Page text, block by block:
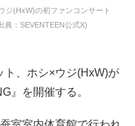
ジ(HxW)の初ファンコンサート
典：SEVENTEEN公式X)
、ホシ×ウジ(HxW)が
』を開催する。